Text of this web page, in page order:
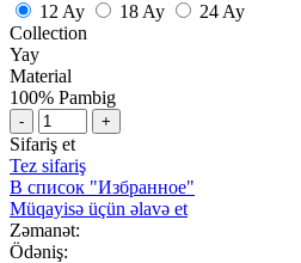
12 Ay
18 Ay
24 Ay
Collection
Yay
Material
100% Pambig
- +
Sifariş et
Tez sifariş
В список "Избранное"
Müqayisə üçün əlavə et
Zəmanət:
Ödəniş: